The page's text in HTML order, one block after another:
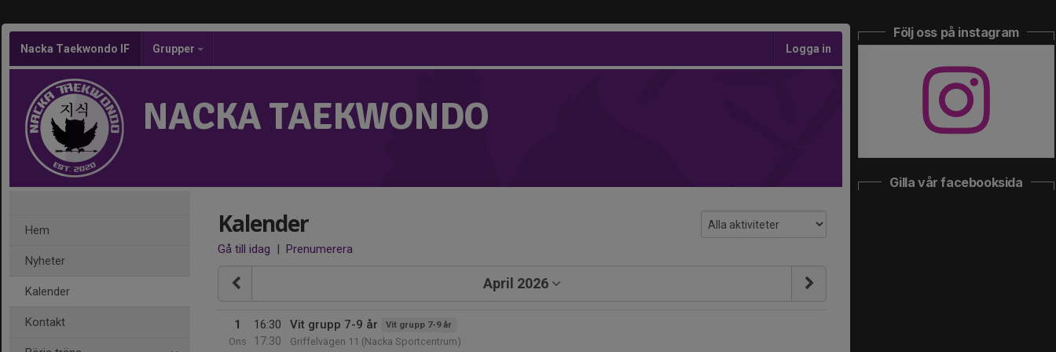
Nacka Taekwondo IF Grupper Logga in
NACKA TAEKWONDO
Hem
Nyheter
Kalender
Kontakt
Kalender
Gå till idag | Prenumerera
April 2026
1
Ons
16:30
17:30
Vit grupp 7-9 år Vit grupp 7-9 år
Griffelvägen 11 (Nacka Sportcentrum)
Följ oss på instagram
Gilla vår facebooksida